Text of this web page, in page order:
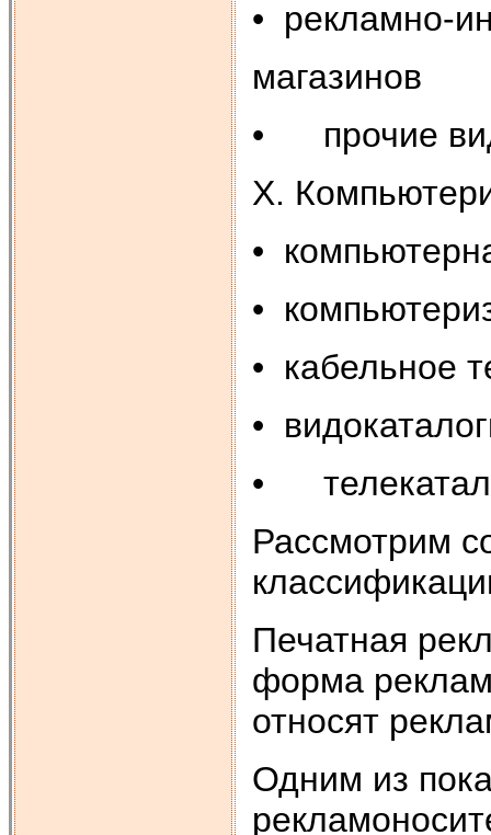
• рекламно-
магазинов
• прочие
X.
•
•
• кабельное
•
•
Рассмотрим
Печатная
форма
относят
Одним из